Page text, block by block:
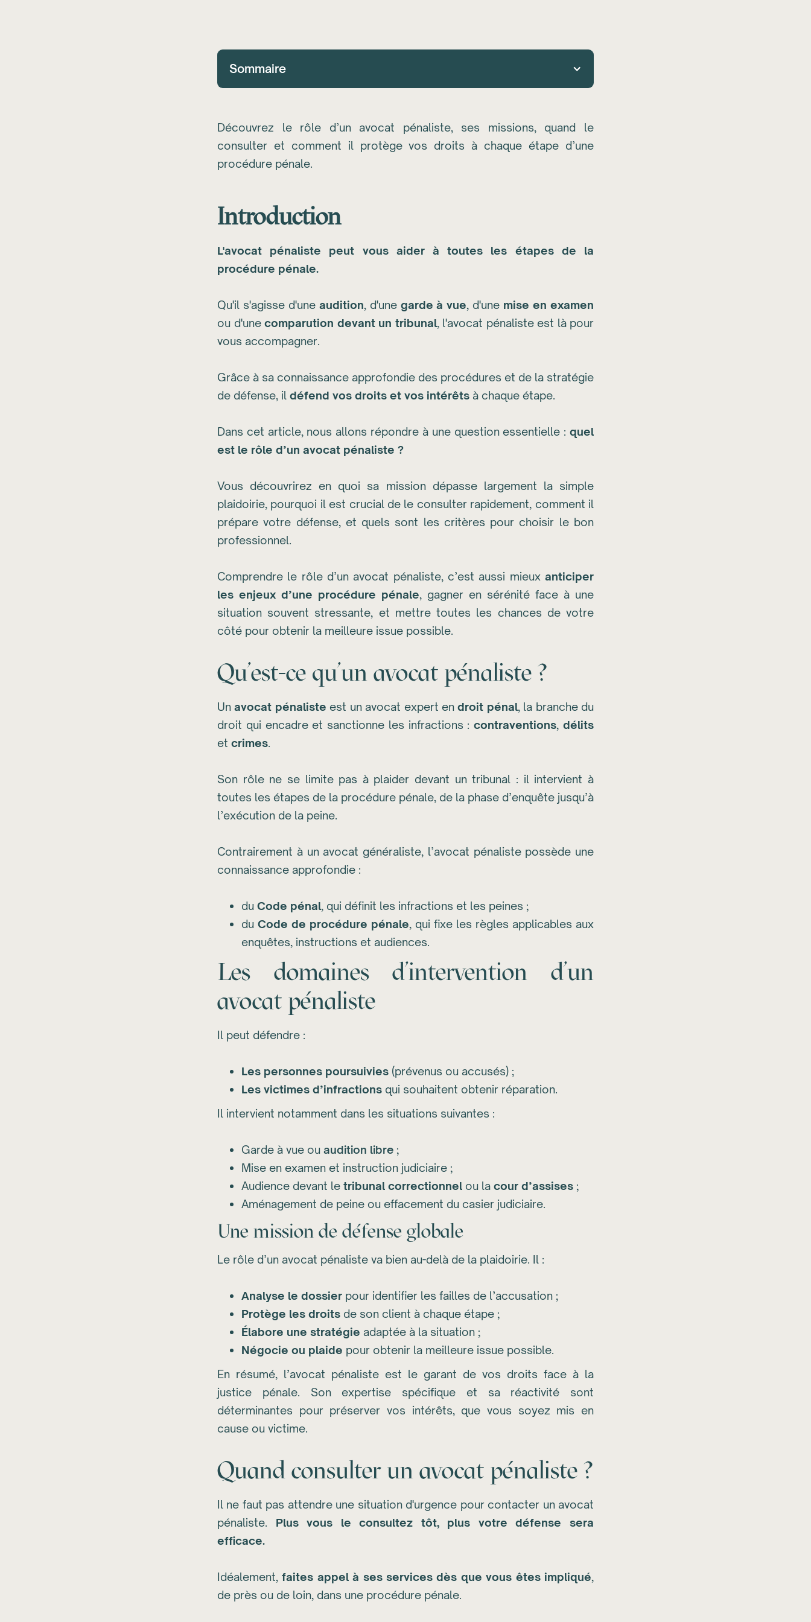
Sommaire
Découvrez le rôle d’un avocat pénaliste, ses missions, quand le
consulter et comment il protège vos droits à chaque étape d’une
procédure pénale.
Introduction
L'avocat pénaliste peut vous aider à toutes les étapes de la
procédure pénale.
Qu'il s'agisse d'une audition, d'une garde à vue, d'une mise en examen
ou d'une comparution devant un tribunal, l'avocat pénaliste est là pour
vous accompagner.
Grâce à sa connaissance approfondie des procédures et de la stratégie
de défense, il défend vos droits et vos intérêts à chaque étape.
Dans cet article, nous allons répondre à une question essentielle : quel
est le rôle d’un avocat pénaliste ?
Vous découvrirez en quoi sa mission dépasse largement la simple
plaidoirie, pourquoi il est crucial de le consulter rapidement, comment il
prépare votre défense, et quels sont les critères pour choisir le bon
professionnel.
Comprendre le rôle d’un avocat pénaliste, c’est aussi mieux anticiper
les enjeux d’une procédure pénale, gagner en sérénité face à une
situation souvent stressante, et mettre toutes les chances de votre
côté pour obtenir la meilleure issue possible.
Qu’est-ce qu’un avocat pénaliste ?
Unavocat pénaliste est un avocat expert endroit pénal, la branche du
droit qui encadre et sanctionne les infractions :contraventions,délits
et crimes.
Son rôle ne se limite pas à plaider devant un tribunal : il intervient à
toutes les étapes de la procédure pénale, de la phase d’enquête jusqu’à
l’exécution de la peine.
Contrairement à un avocat généraliste, l’avocat pénaliste possède une
connaissance approfondie :
du Code pénal, qui définit les infractions et les peines ;
du Code de procédure pénale, qui fixe les règles applicables aux
enquêtes, instructions et audiences.
Les domaines d’intervention d’un
avocat pénaliste
Il peut défendre :
Les personnes poursuivies (prévenus ou accusés) ;
Les victimes d’infractions qui souhaitent obtenir réparation.
Il intervient notamment dans les situations suivantes :
Garde à vue ou audition libre ;
Mise en examen et instruction judiciaire ;
Audience devant le tribunal correctionnel ou la cour d’assises ;
Aménagement de peine ou effacement du casier judiciaire.
Une mission de défense globale
Le rôle d’un avocat pénaliste va bien au-delà de la plaidoirie. Il :
Analyse le dossier pour identifier les failles de l’accusation ;
Protège les droits de son client à chaque étape ;
Élabore une stratégie adaptée à la situation ;
Négocie ou plaide pour obtenir la meilleure issue possible.
En résumé, l’avocat pénaliste est le garant de vos droits face à la
justice pénale. Son expertise spécifique et sa réactivité sont
déterminantes pour préserver vos intérêts, que vous soyez mis en
cause ou victime.
Quand consulter un avocat pénaliste ?
Il ne faut pas attendre une situation d'urgence pour contacter un avocat
pénaliste. Plus vous le consultez tôt, plus votre défense sera
efficace.
Idéalement,faites appel à ses services dès que vous êtes impliqué,
de près ou de loin, dans une procédure pénale.